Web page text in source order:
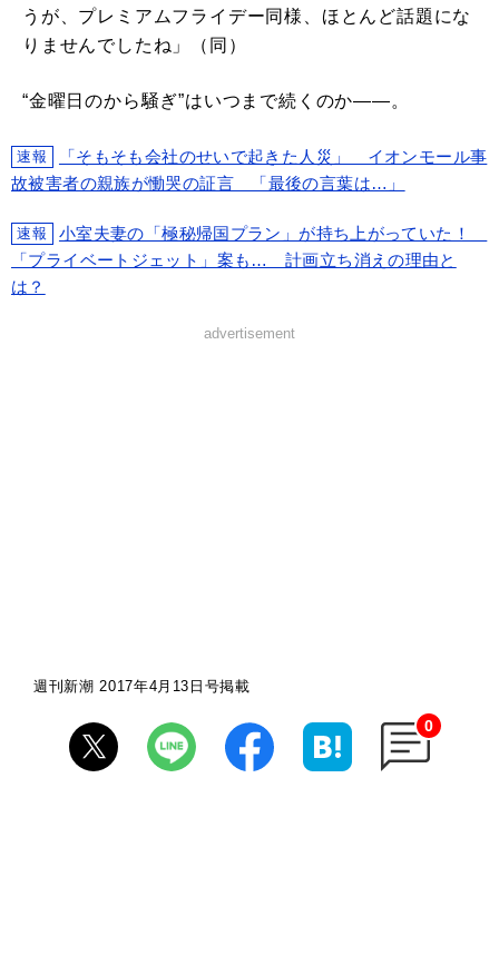
うが、プレミアムフライデー同様、ほとんど話題にな
りませんでしたね」（同）
“金曜日のから騒ぎ”はいつまで続くのか――。
速報
「そもそも会社のせいで起きた人災」 イオンモール事
故被害者の親族が慟哭の証言 「最後の言葉は…」
速報
小室夫妻の「極秘帰国プラン」が持ち上がっていた！
「プライベートジェット」案も… 計画立ち消えの理由と
は？
advertisement
週刊新潮 2017年4月13日号掲載
0